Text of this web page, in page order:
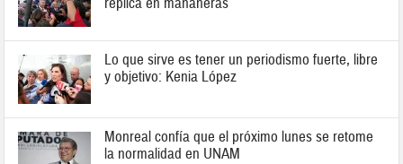
Lo que sirve es tener un periodismo fuerte, libre
y objetivo: Kenia López
Monreal confía que el próximo lunes se retome
la normalidad en UNAM